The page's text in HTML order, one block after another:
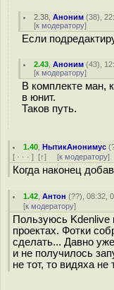
2.38 ,Аноним (38),
[к модератору]
Если
2.43 ,Аноним (43),
[к модератору]
В комплекте ман,
в юнит.
Таков путь.
1.40 ,НытикАнонимус (
[ · · · ] [↑] [к модератору]
Когда наконец
1.42 ,Антон (??), 08:32,
[к модератору]
Пользуюсь Kdenlive
проектах. Фотки
сделать... Давно
и не получилось
не тот, то видяха не